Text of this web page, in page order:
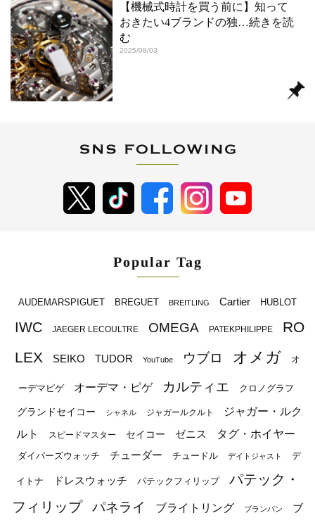
【機械式時計を買う前に】知って
おきたい4ブランドの独…続きを読
む
2025/08/03
Popular Tag
AUDEMARSPIGUET BREGUET BREITLING Cartier HUBLOT
IWC JAEGER LECOULTRE OMEGA PATEKPHILIPPE
RO
LEX
SEIKO TUDOR YouTube ウブロ オメガ オ
ーデマピゲ オーデマ・ピゲ カルティエ クロノグラフ
グランドセイコー シャネル ジャガールクルト
ジャガー・ルク
ルト
スピードマスター セイコー ゼニス タグ・ホイヤー
ダイバーズウォッチ チューダー チュードル デイトジャスト デ
イトナ ドレスウォッチ パテックフィリップ
パテック・
フィリップ
パネライ ブライトリング ブランパン ブ